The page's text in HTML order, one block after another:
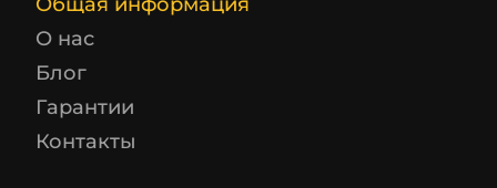
О нас
Блог
Гарантии
Контакты